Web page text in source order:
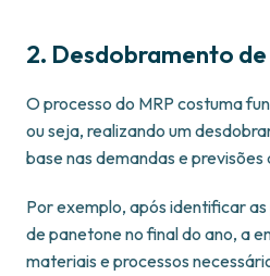
2. Desdobramento
O processo do MRP costuma
ou seja, realizando um
base nas demandas e previsões
Por exemplo, após identificar
de panetone no final do ano, a
materiais e processos